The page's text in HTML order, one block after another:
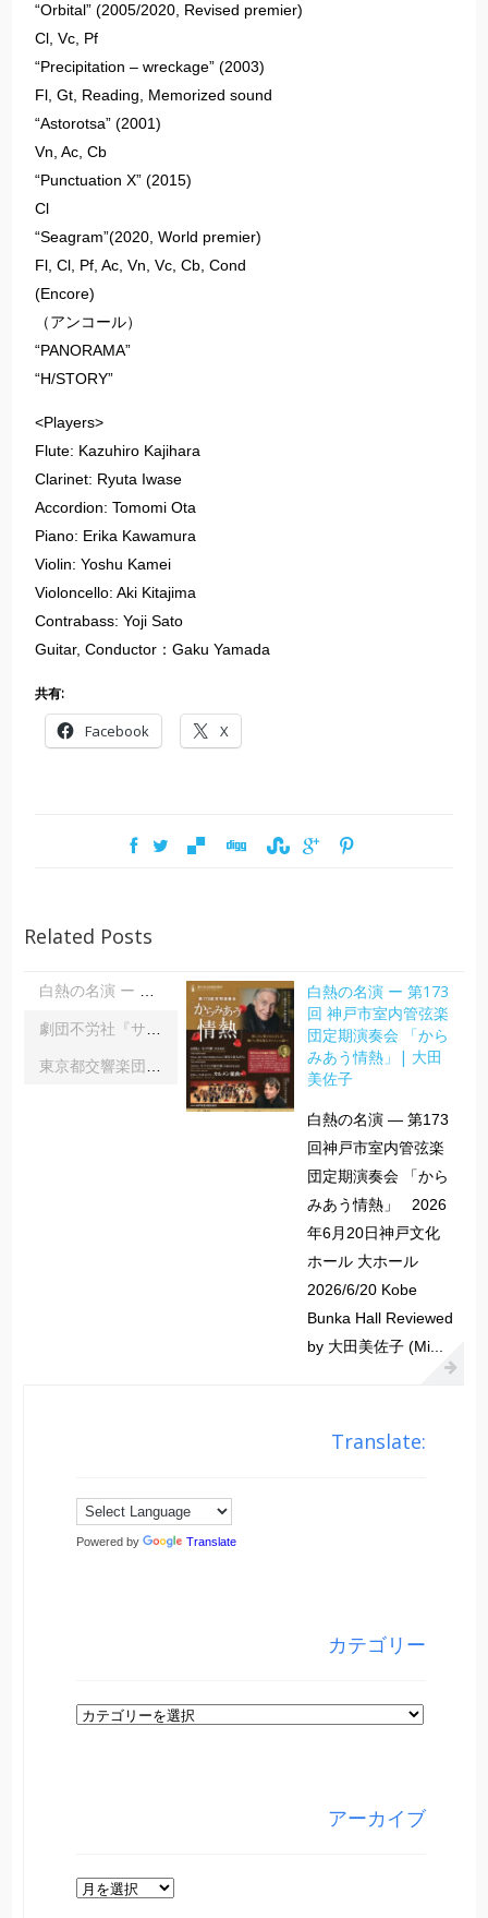
“Orbital” (2005/2020, Revised premier)
Cl, Vc, Pf
“Precipitation – wreckage” (2003)
Fl, Gt, Reading, Memorized sound
“Astorotsa” (2001)
Vn, Ac, Cb
“Punctuation X” (2015)
Cl
“Seagram”(2020, World premier)
Fl, Cl, Pf, Ac, Vn, Vc, Cb, Cond
(Encore)
（アンコール）
“PANORAMA”
“H/STORY”
<Players>
Flute: Kazuhiro Kajihara
Clarinet: Ryuta Iwase
Accordion: Tomomi Ota
Piano: Erika Kawamura
Violin: Yoshu Kamei
Violoncello: Aki Kitajima
Contrabass: Yoji Sato
Guitar, Conductor：Gaku Yamada
共有:
Facebook X
Related Posts
白熱の名演 ー 第173回 神戸市室内管弦楽団定期演奏会 「からみあう情熱」| 大田美佐子
白熱の名演 ー 第173
回 神戸市室内管弦楽
団定期演奏会 「から
みあう情熱」| 大田
美佐子
白熱の名演 ― 第173
回神戸市室内管弦楽
団定期演奏会 「から
みあう情熱」 2026
年6月20日神戸文化
ホール 大ホール
2026/6/20 Kobe
Bunka Hall Reviewed
by 大田美佐子 (Mi...
Translate:
Powered by Translate
カテゴリー
カ
アーカイブ
ア